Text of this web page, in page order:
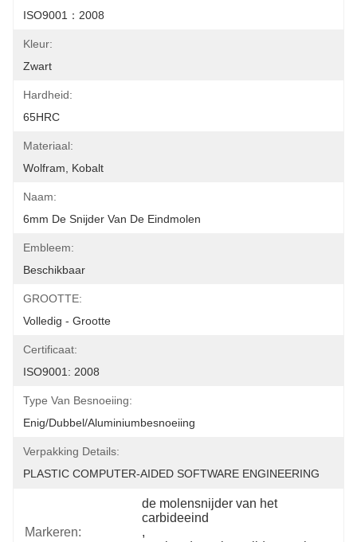
ISO9001：2008
Kleur:
Zwart
Hardheid:
65HRC
Materiaal:
Wolfram, Kobalt
Naam:
6mm De Snijder Van De Eindmolen
Embleem:
Beschikbaar
GROOTTE:
Volledig - Grootte
Certificaat:
ISO9001: 2008
Type Van Besnoeiing:
Enig/Dubbel/Aluminiumbesnoeiing
Verpakking Details:
PLASTIC COMPUTER-AIDED SOFTWARE ENGINEERING
Markeren:
de molensnijder van het
carbideeind
,